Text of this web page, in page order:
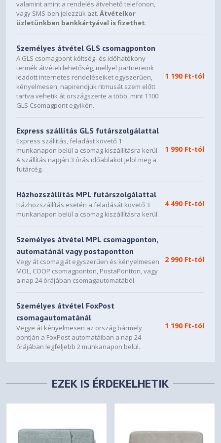
valamint amint a rendelés átvehető telefonon,
vagy SMS-ben jelezzük azt.Átvételkor
üzletünkben bankkártyával is fizethet.
Személyes átvétel GLS csomagponton
A GLS csomagpont költség- és időhatékony
termék átvételi lehetőség, mellyel partnereink
leadott internetes rendeléseiket egyszerűen,
kényelmesen, napirendjük ritmusát szem előtt
tartva vehetik át országszerte a több, mint 1100
GLS Csomagpont egyikén.
1 190 Ft-tól
Express szállítás GLS futárszolgálattal
Express szállítás, feladást követő 1
munkanapon belül a csomag kiszállításra kerül.
A szállítás napján 3 órás időablakot jelöl meg a
futárcég.
1 990 Ft-tól
Házhozszállítás MPL futárszolgálattal
Házhozszállítás esetén a feladását követő 3
munkanapon belül a csomag kiszállításra kerül.
4 490 Ft-tól
Személyes átvétel MPL csomagponton,
automatánál vagy postapontton
Vegy át csomagját egyszerűen és kényelmesen
MOL, COOP csomagponton, PostaPontton, vagy
a nap 24 órájában csomagautomatából.
2 990 Ft-tól
Személyes átvétel FoxPost
csomagautomatánál
Vegye át kényelmesen az ország bármely
pontján a FoxPost automatáiban a nap 24
órájában legfeljebb 2 munkanapon belül.
1 190 Ft-tól
EZEK IS ÉRDEKELHETIK